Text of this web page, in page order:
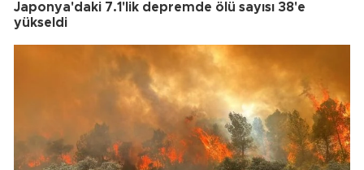
Japonya'daki 7.1'lik depremde ölü sayısı 38'e
yükseldi